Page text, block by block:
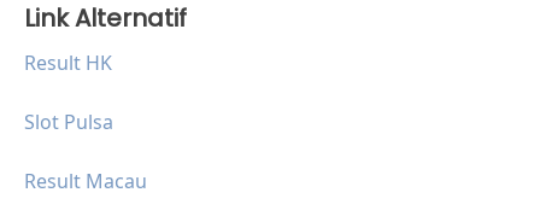
Link Alternatif
Result HK
Slot Pulsa
Result Macau